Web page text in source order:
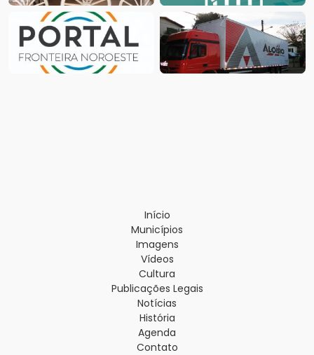
Início
Municípios
Imagens
Vídeos
Cultura
Publicações Legais
Notícias
História
Agenda
Contato